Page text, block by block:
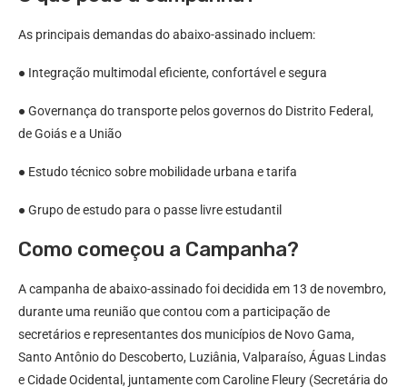
As principais demandas do abaixo-assinado incluem:
● Integração multimodal eficiente, confortável e segura
● Governança do transporte pelos governos do Distrito Federal,
de Goiás e a União
● Estudo técnico sobre mobilidade urbana e tarifa
● Grupo de estudo para o passe livre estudantil
Como começou a Campanha?
A campanha de abaixo-assinado foi decidida em 13 de novembro,
durante uma reunião que contou com a participação de
secretários e representantes dos municípios de Novo Gama,
Santo Antônio do Descoberto, Luziânia, Valparaíso, Águas Lindas
e Cidade Ocidental, juntamente com Caroline Fleury (Secretária do